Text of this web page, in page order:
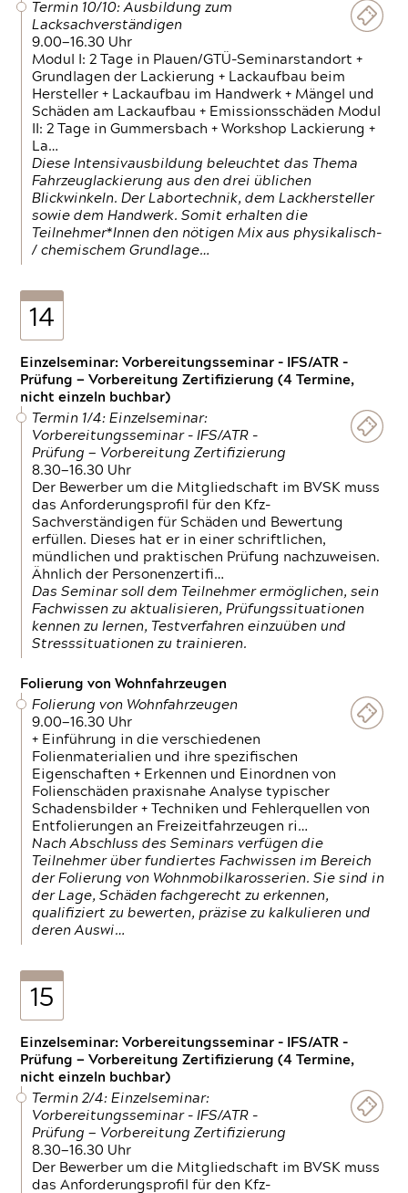
Termin 10/10: Ausbildung zum
Lacksachverständigen
9.00—16.30 Uhr
Modul I: 2 Tage in Plauen/GTÜ-Seminarstandort +
Grundlagen der Lackierung + Lackaufbau beim
Hersteller + Lackaufbau im Handwerk + Mängel und
Schäden am Lackaufbau + Emissionsschäden Modul
II: 2 Tage in Gummersbach + Workshop Lackierung +
La…
Diese Intensivausbildung beleuchtet das Thema
Fahrzeuglackierung aus den drei üblichen
Blickwinkeln. Der Labortechnik, dem Lackhersteller
sowie dem Handwerk. Somit erhalten die
Teilnehmer*Innen den nötigen Mix aus physikalisch-
/ chemischem Grundlage…
14
Einzelseminar: Vorbereitungsseminar - IFS/ATR -
Prüfung — Vorbereitung Zertifizierung (4 Termine,
nicht einzeln buchbar)
Termin 1/4: Einzelseminar:
Vorbereitungsseminar - IFS/ATR -
Prüfung — Vorbereitung Zertifizierung
8.30—16.30 Uhr
Der Bewerber um die Mitgliedschaft im BVSK muss
das Anforderungsprofil für den Kfz-
Sachverständigen für Schäden und Bewertung
erfüllen. Dieses hat er in einer schriftlichen,
mündlichen und praktischen Prüfung nachzuweisen.
Ähnlich der Personenzertifi…
Das Seminar soll dem Teilnehmer ermöglichen, sein
Fachwissen zu aktualisieren, Prüfungssituationen
kennen zu lernen, Testverfahren einzuüben und
Stresssituationen zu trainieren.
Folierung von Wohnfahrzeugen
Folierung von Wohnfahrzeugen
9.00—16.30 Uhr
+ Einführung in die verschiedenen
Folienmaterialien und ihre spezifischen
Eigenschaften + Erkennen und Einordnen von
Folienschäden praxisnahe Analyse typischer
Schadensbilder + Techniken und Fehlerquellen von
Entfolierungen an Freizeitfahrzeugen ri…
Nach Abschluss des Seminars verfügen die
Teilnehmer über fundiertes Fachwissen im Bereich
der Folierung von Wohnmobilkarosserien. Sie sind in
der Lage, Schäden fachgerecht zu erkennen,
qualifiziert zu bewerten, präzise zu kalkulieren und
deren Auswi…
15
Einzelseminar: Vorbereitungsseminar - IFS/ATR -
Prüfung — Vorbereitung Zertifizierung (4 Termine,
nicht einzeln buchbar)
Termin 2/4: Einzelseminar:
Vorbereitungsseminar - IFS/ATR -
Prüfung — Vorbereitung Zertifizierung
8.30—16.30 Uhr
Der Bewerber um die Mitgliedschaft im BVSK muss
das Anforderungsprofil für den Kfz-